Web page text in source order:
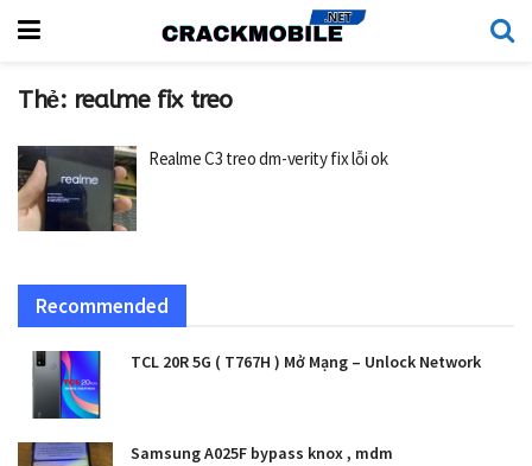
Thẻ: realme fix treo
Realme C3 treo dm-verity fix lỗi ok
Recommended
TCL 20R 5G ( T767H ) Mở Mạng – Unlock Network
Samsung A025F bypass knox , mdm